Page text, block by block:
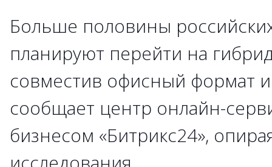
Больше половины
планируют перейти на
совместив офисный формат
сообщает центр онлайн-
бизнесом «Битрикс24»,